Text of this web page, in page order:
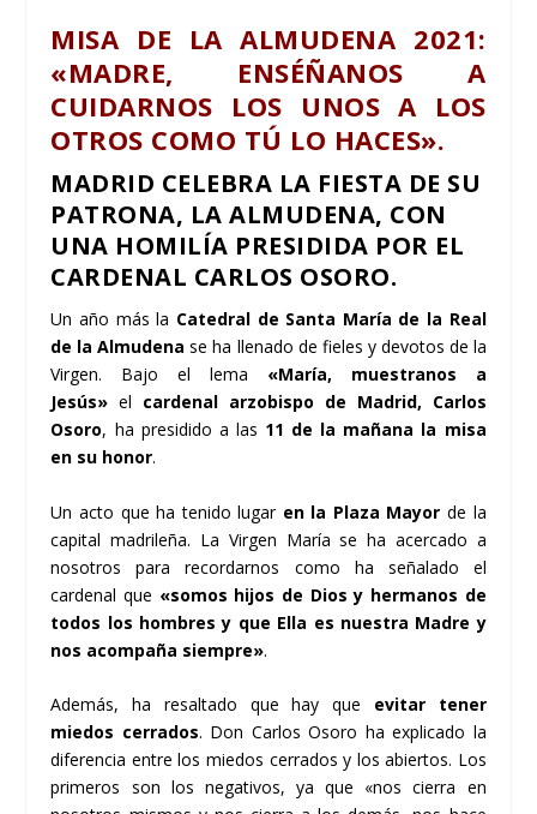
MISA DE LA ALMUDENA 2021:
«MADRE, ENSÉÑANOS A
CUIDARNOS LOS UNOS A LOS
OTROS COMO TÚ LO HACES».
MADRID CELEBRA LA FIESTA DE SU
PATRONA, LA ALMUDENA, CON
UNA HOMILÍA PRESIDIDA POR EL
CARDENAL CARLOS OSORO.
Un año más la Catedral de Santa María de la Real
de la Almudena se ha llenado de fieles y devotos de la
Virgen. Bajo el lema «María, muestranos a
Jesús»el cardenal arzobispo de Madrid, Carlos
Osoro, ha presidido a las 11 de la mañana la misa
en su honor.
Un acto que ha tenido lugar en la Plaza Mayorde la
capital madrileña. La Virgen María se ha acercado a
nosotros para recordarnos como ha señalado el
cardenal que «somos hijos de Dios y hermanos de
todos los hombres y que Ella es nuestra Madre y
nos acompaña siempre».
Además, ha resaltado que hay que evitar tener
miedos cerrados. Don Carlos Osoro ha explicado la
diferencia entre los miedos cerrados y los abiertos. Los
primeros son los negativos, ya que «nos cierra en